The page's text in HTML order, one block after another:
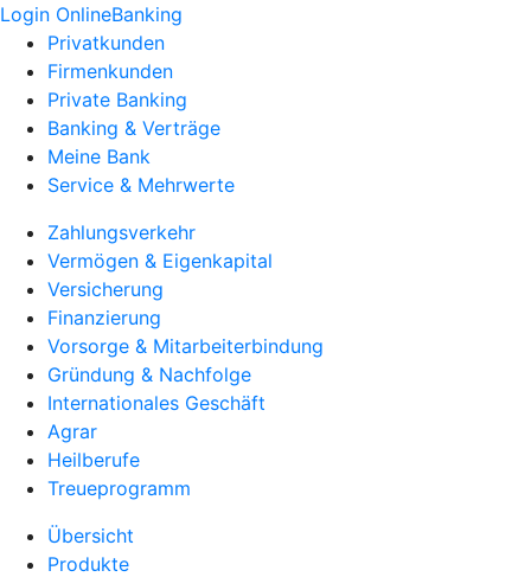
Login OnlineBanking
Privatkunden
Firmenkunden
Private Banking
Banking & Verträge
Meine Bank
Service & Mehrwerte
Zahlungsverkehr
Vermögen & Eigenkapital
Versicherung
Finanzierung
Vorsorge & Mitarbeiterbindung
Gründung & Nachfolge
Internationales Geschäft
Agrar
Heilberufe
Treueprogramm
Übersicht
Produkte